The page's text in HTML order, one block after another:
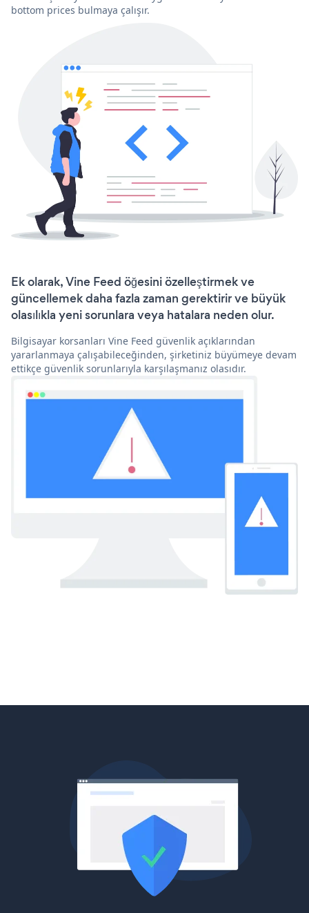
bottom prices bulmaya çalışır.
Ek olarak, Vine Feed öğesini özelleştirmek ve
güncellemek daha fazla zaman gerektirir ve büyük
olasılıkla yeni sorunlara veya hatalara neden olur.
Bilgisayar korsanları Vine Feed güvenlik açıklarından
yararlanmaya çalışabileceğinden, şirketiniz büyümeye devam
ettikçe güvenlik sorunlarıyla karşılaşmanız olasıdır.